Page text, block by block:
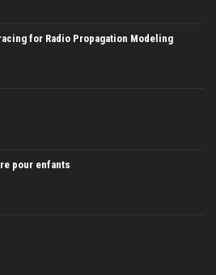
for Radio Propagation Modeling
pour enfants